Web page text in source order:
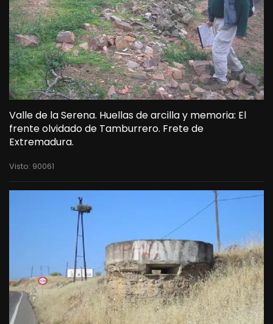
Valle de la Serena. Huellas de arcilla y memoria: El
frente olvidado de Tamburrero. Frete de
Extremadura.
Visto: 90061